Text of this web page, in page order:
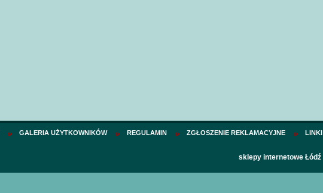
GALERIA UŻYTKOWNIKÓW REGULAMIN ZGŁOSZENIE REKLAMACYJNE LINKI
sklepy internetowe Łódź